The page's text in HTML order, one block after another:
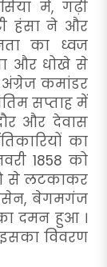
में, गढ़ी
हंसा ने और
का ध्वज
और धोखे से
कमांडर
सप्ताह में
और देवास
का
1858 को
से लटकाकर
बेगमगंज
दमन हुआ ।
विवरण